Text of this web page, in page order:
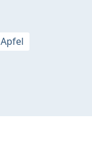
Apfel